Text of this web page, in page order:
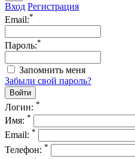
Вход Регистрация
Email:*
Пароль:*
Запомнить меня
Забыли свой пароль?
Логин: *
Имя: *
Email: *
Телефон: *